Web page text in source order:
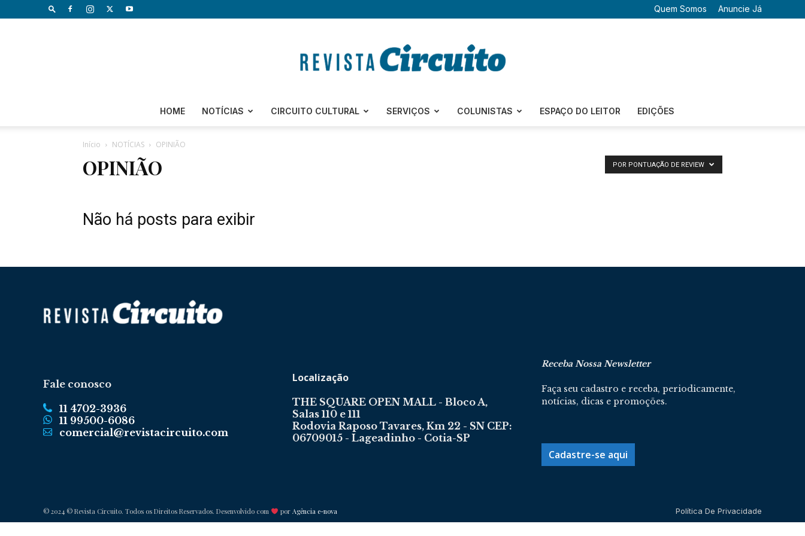
Quem Somos Anuncie Já
Revista
–
de
HOME NOTÍCIAS CIRCUITO CULTURAL SERVIÇOS COLUNISTAS ESPAÇO DO LEITOR EDIÇÕES
Início NOTÍCIAS OPINIÃO
OPINIÃO POR PONTUAÇÃO DE REVIEW
Não há posts para exibir
Fale conosco
11 4702-3936
11 99500-6086
comercial@revistacircuito.com
Localização
THE SQUARE OPEN MALL - Bloco A,
Salas 110 e 111
Rodovia Raposo Tavares, Km 22 - SN CEP:
06709015 - Lageadinho - Cotia-SP
Receba Nossa Newsletter
Faça seu cadastro e receba, periodicamente,
notícias, dicas e promoções.
Cadastre-se aqui
Política De Privacidade
© 2024 © Revista Circuito. Todos os Direitos Reservados. Desenvolvido com por Agência e-nova